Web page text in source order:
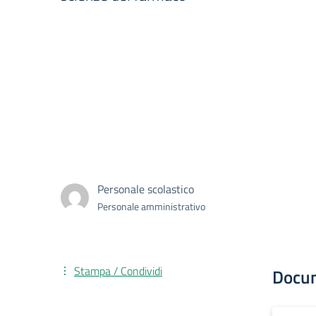
Personale scolastico
Personale amministrativo
Stampa / Condividi